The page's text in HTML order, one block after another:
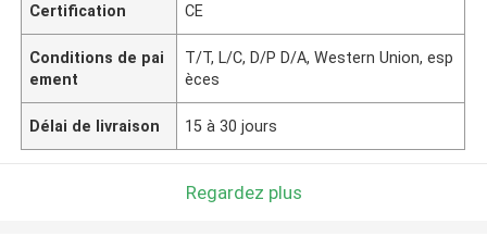
Certification CE
Conditions de pai
ement
T/T, L/C, D/P D/A, Western Union, esp
èces
Délai de livraison 15 à 30 jours
Regardez plus